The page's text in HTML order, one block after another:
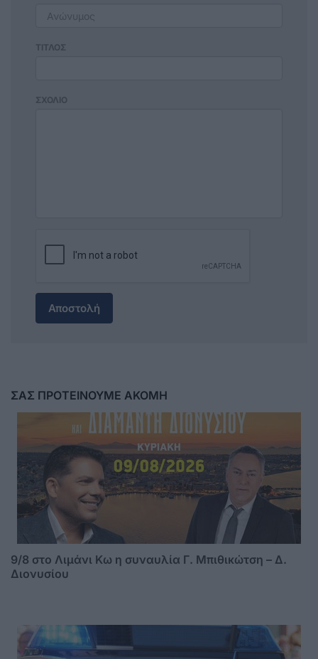
ΤΙΤΛΟΣ
ΣΧΟΛΙΟ
Αποστολή
ΣΑΣ ΠΡΟΤΕΙΝΟΥΜΕ ΑΚΟΜΗ
9/8 στο Λιμάνι Κω η συναυλία Γ. Μπιθικώτση – Δ.
Διονυσίου